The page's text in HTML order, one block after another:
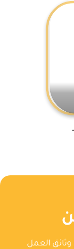
العمل